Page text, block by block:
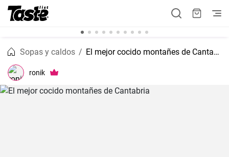
Sopas y caldos El mejor cocido montañes de Cantabria
ronik